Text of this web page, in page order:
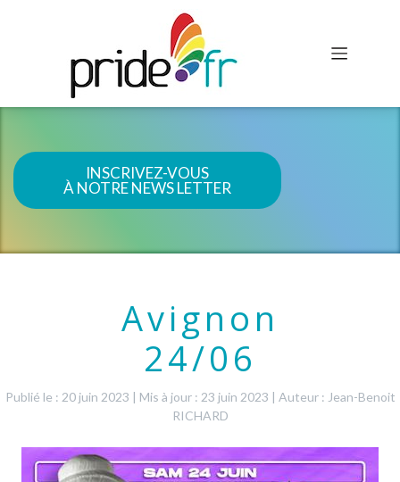
INSCRIVEZ-VOUS
À NOTRE NEWS LETTER
Avignon
24/06
Publié le : 20 juin 2023 | Mis à jour : 23 juin 2023 | Auteur : Jean-Benoit
RICHARD